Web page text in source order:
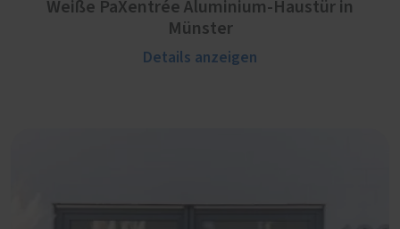
Weiße PaXentrée Aluminium-Haustür in
Münster
Details anzeigen